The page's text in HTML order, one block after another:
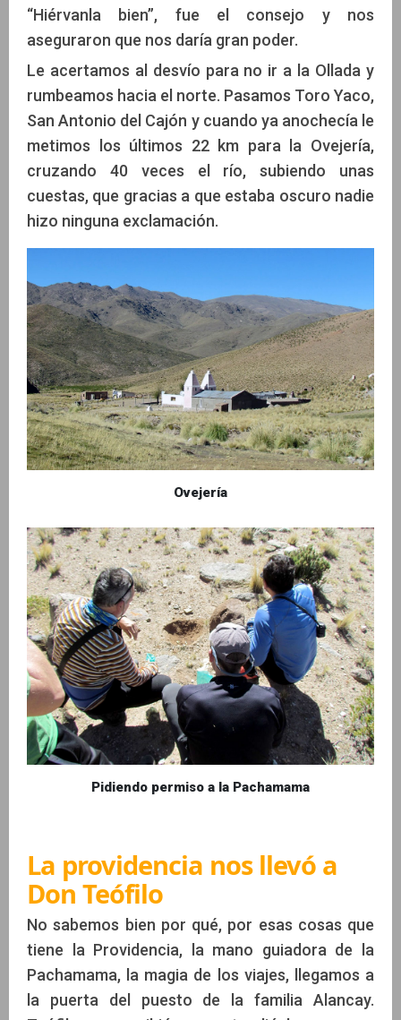
“Hiérvanla bien”, fue el consejo y nos
aseguraron que nos daría gran poder.
Le acertamos al desvío para no ir a la Ollada y
rumbeamos hacia el norte. Pasamos Toro Yaco,
San Antonio del Cajón y cuando ya anochecía le
metimos los últimos 22 km para la Ovejería,
cruzando 40 veces el río, subiendo unas
cuestas, que gracias a que estaba oscuro nadie
hizo ninguna exclamación.
Ovejería
Pidiendo permiso a la Pachamama
La providencia nos llevó a
Don Teófilo
No sabemos bien por qué, por esas cosas que
tiene la Providencia, la mano guiadora de la
Pachamama, la magia de los viajes, llegamos a
la puerta del puesto de la familia Alancay.